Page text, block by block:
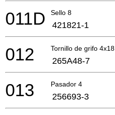
Sello 8
011D 421821-1
Tornillo de grifo 4x18
012 265A48-7
Pasador 4
013 256693-3